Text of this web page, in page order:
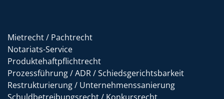
Mietrecht / Pachtrecht
Notariats-Service
Produktehaftpflichtrecht
Prozessführung / ADR / Schiedsgerichtsbarkeit
Restrukturierung / Unternehmenssanierung